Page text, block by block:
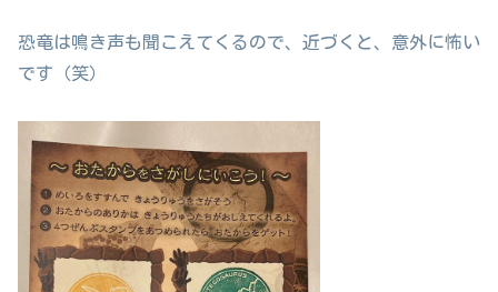
恐竜は鳴き声も聞こえてくるので、近づくと、意外に怖い
です（笑）